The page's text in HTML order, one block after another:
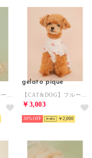
gelato pique
￥3,003
30% ￥2,000